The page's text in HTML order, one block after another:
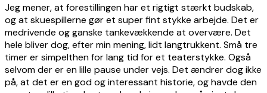
Jeg mener, at forestillingen har et rigtigt stærkt budskab,
og at skuespillerne gør et super fint stykke arbejde. Det er
medrivende og ganske tankevækkende at overvære. Det
hele bliver dog, efter min mening, lidt langtrukkent. Små tre
timer er simpelthen for lang tid for et teaterstykke. Også
selvom der er en lille pause under vejs. Det ændrer dog ikke
på, at det er en god og interessant historie, og havde den